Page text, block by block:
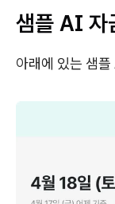
샘플 AI 자
아래에 있는 샘